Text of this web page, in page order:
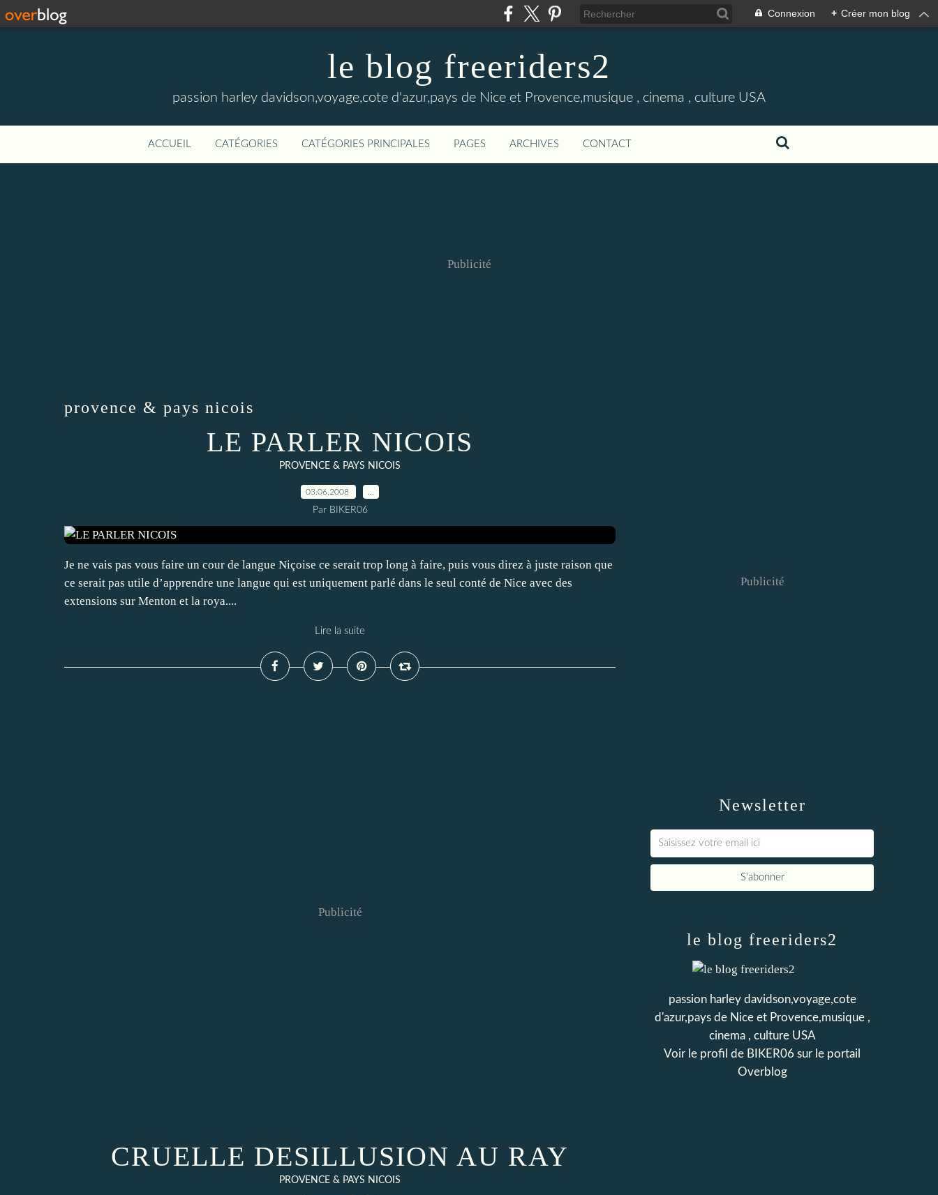
Connexion + Créer mon blog
le blog freeriders2
passion harley davidson,voyage,cote d'azur,pays de Nice et Provence,musique , cinema , culture USA
ACCUEIL CATÉGORIES CATÉGORIES PRINCIPALES PAGES ARCHIVES CONTACT
Publicité
provence & pays nicois
LE PARLER NICOIS
PROVENCE & PAYS NICOIS
03.06.2008
Par BIKER06
Je ne vais pas vous faire un cour de langue Niçoise ce serait trop long à faire, puis vous direz à juste raison que
ce serait pas utile d’apprendre une langue qui est uniquement parlé dans le seul conté de Nice avec des
extensions sur Menton et la roya....
Lire la suite
Publicité
CRUELLE DESILLUSION AU RAY
PROVENCE & PAYS NICOIS
Newsletter
Publicité
le blog freeriders2
passion harley davidson,voyage,cote
d'azur,pays de Nice et Provence,musique ,
cinema , culture USA
Voir le profil de BIKER06 sur le portail
Overblog